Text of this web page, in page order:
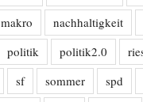
makro nachhaltigkeit
politik politik2.0
sf sommer spd